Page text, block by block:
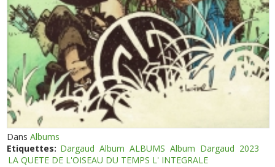
DansAlbums
Etiquettes: Dargaud Album ALBUMS Album Dargaud 2023
LA QUETE DE L'OISEAU DU TEMPS L' INTEGRALE